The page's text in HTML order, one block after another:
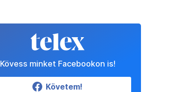
Kövess minket Facebookon is!
Követem!